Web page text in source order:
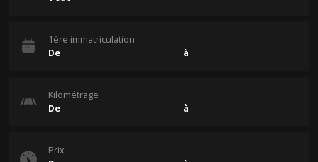
1ère immatriculation
Kilométrage
Prix